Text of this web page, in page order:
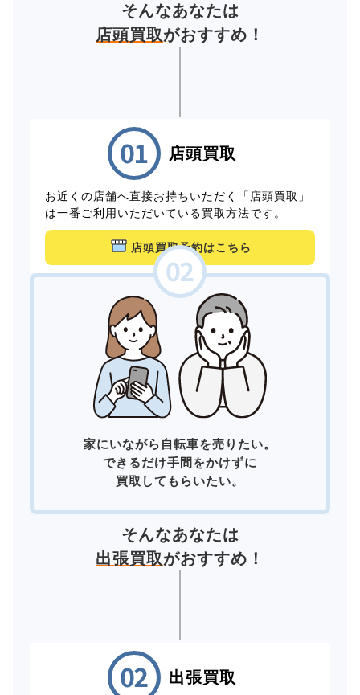
そんなあなたは
店頭買取がおすすめ！
店頭買取
お近くの店舗へ直接お持ちいただく「店頭買取」
は一番ご利用いただいている買取方法です。
店頭買取予約はこちら
家にいながら自転車を売りたい。
できるだけ手間をかけずに
買取してもらいたい。
そんなあなたは
出張買取がおすすめ！
出張買取